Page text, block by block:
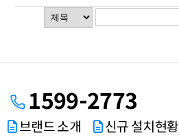
브랜드 소개
신규 설치현황
1599-2773